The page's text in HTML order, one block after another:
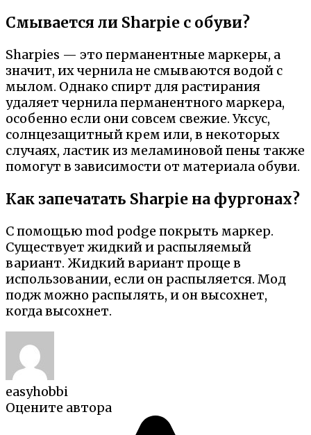
Смывается ли Sharpie с обуви?
Sharpies — это перманентные маркеры, а
значит, их чернила не смываются водой с
мылом. Однако спирт для растирания
удаляет чернила перманентного маркера,
особенно если они совсем свежие. Уксус,
солнцезащитный крем или, в некоторых
случаях, ластик из меламиновой пены также
помогут в зависимости от материала обуви.
Как запечатать Sharpie на фургонах?
С помощью mod podge покрыть маркер.
Существует жидкий и распыляемый
вариант. Жидкий вариант проще в
использовании, если он распыляется. Мод
подж можно распылять, и он высохнет,
когда высохнет.
easyhobbi
Оцените автора